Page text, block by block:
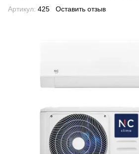
Артикул: 425 Оставить отзыв